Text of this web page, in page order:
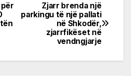
Zjarr brenda një
parkingu të një pallati
në Shkodër,
zjarrfikëset në
vendngjarje